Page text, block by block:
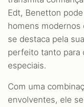
Edt, Benetton
homens
se destaca pela
perfeito tanto para
especiais.
Com uma
envolventes, ele